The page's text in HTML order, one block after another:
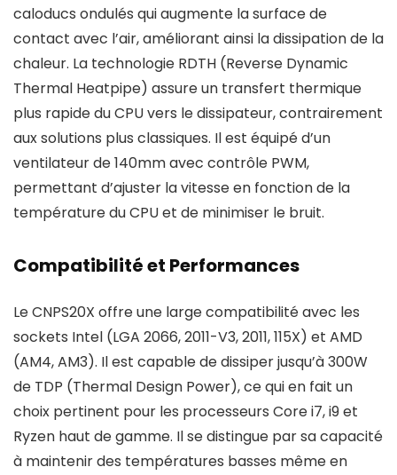
caloducs ondulés qui augmente la surface de
contact avec l’air, améliorant ainsi la dissipation de la
chaleur. La technologie RDTH (Reverse Dynamic
Thermal Heatpipe) assure un transfert thermique
plus rapide du CPU vers le dissipateur, contrairement
aux solutions plus classiques. Il est équipé d’un
ventilateur de 140mm avec contrôle PWM,
permettant d’ajuster la vitesse en fonction de la
température du CPU et de minimiser le bruit.
Compatibilité et Performances
Le CNPS20X offre une large compatibilité avec les
sockets Intel (LGA 2066, 2011-V3, 2011, 115X) et AMD
(AM4, AM3). Il est capable de dissiper jusqu’à 300W
de TDP (Thermal Design Power), ce qui en fait un
choix pertinent pour les processeurs Core i7, i9 et
Ryzen haut de gamme. Il se distingue par sa capacité
à maintenir des températures basses même en